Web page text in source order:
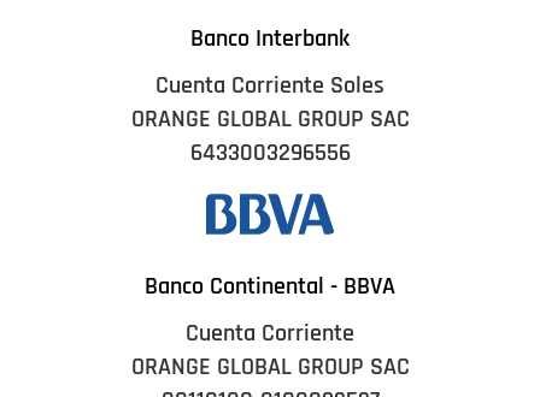
Banco Interbank
Cuenta Corriente Soles
ORANGE GLOBAL GROUP SAC
6433003296556
Banco Continental - BBVA
Cuenta Corriente
ORANGE GLOBAL GROUP SAC